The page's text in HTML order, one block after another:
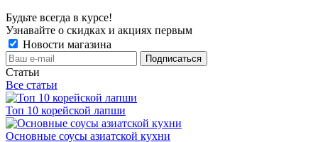
Будьте всегда в курсе!
Узнавайте о скидках и акциях первым
Новости магазина
Статьи
Все статьи
Топ 10 корейской лапши
Основные соусы азиатской кухни